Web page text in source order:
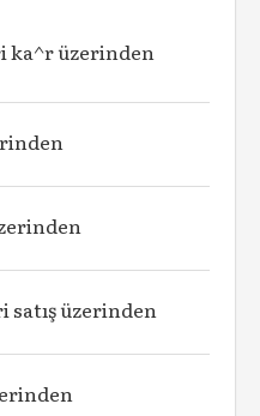
ka^r üzerinden
satış üzerinden